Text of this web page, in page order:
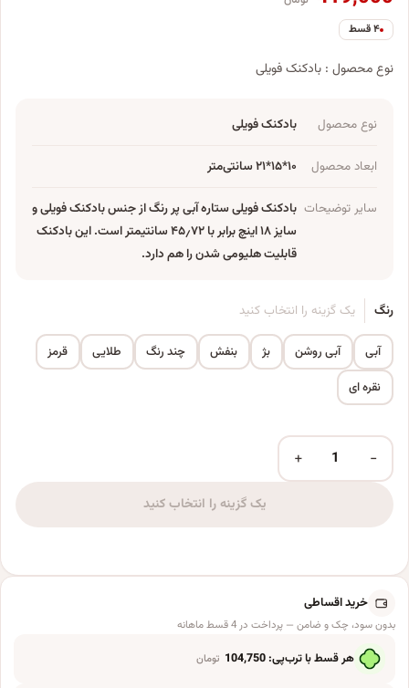
۴ قسط
نوع محصول : بادکنک فویلی
نوع محصول بادکنک فویلی
ابعاد محصول ۱۰*۱۵*۲۱ سانتی‌متر
سایر توضیحات بادکنک فویلی ستاره آبی پر رنگ از جنس بادکنک فویلی و
سایز ۱۸ اینچ برابر با ۴۵٫۷۲ سانتیمتر است. این بادکنک
قابلیت هلیومی شدن را هم دارد.
رنگ یک گزینه را انتخاب کنید
آبی آبی روشن بژ بنفش چند رنگ طلایی
قرمز
نقره ای
بادکنک فویلی طرح ستاره بسته 3 عددی عدد
−
+
یک گزینه را انتخاب کنید
خرید اقساطی
بدون سود، چک و ضامن — پرداخت در 4 قسط ماهانه
هر قسط با ترب‌پی:104,750 تومان